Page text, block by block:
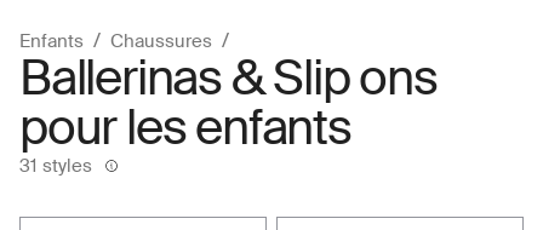
Enfants Chaussures
Ballerinas & Slip ons
pour les enfants
31 styles